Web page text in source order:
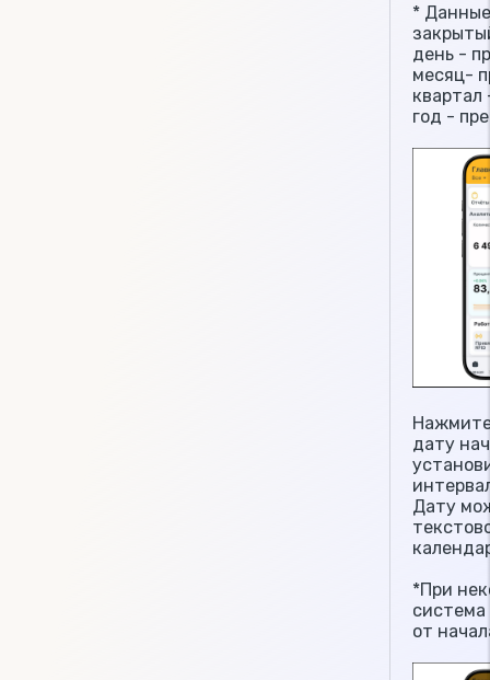
*
день -
месяц-
год -
дату
Дату
*При
система
от